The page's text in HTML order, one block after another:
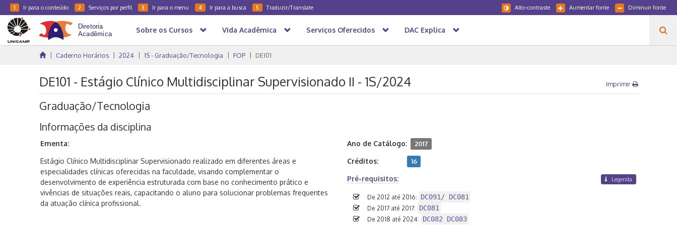
1 Ir para o conteúdo 2 Serviços por perfil 3 Ir para o menu 4 Ir para a busca 5 Traduzir/Translate Diminuir fonte
Aumentar fonte
Alto-contraste
Sobre os Cursos Vida Acadêmica Serviços Oferecidos DAC Explica
Caderno Horários 2024 1S - Graduação/Tecnologia FOP DE101
DE101 - Estágio Clínico Multidisciplinar Supervisionado II - 1S/2024 Imprimir
Graduação/Tecnologia
Informações da disciplina
Ementa:
Estágio Clínico Multidisciplinar Supervisionado realizado em diferentes áreas e
especialidades clínicas oferecidas na faculdade, visando complementar o
desenvolvimento de experiência estruturada com base no conhecimento prático e
vivências de situações reais, capacitando o aluno para solucionar problemas frequentes
da atuação clínica profissional.
Ano de Catálogo: 2017
Créditos: 16
Pré-requisitos: Legenda
De 2012 até 2016: DC091/ DC081
De 2017 até 2017: DC081
De 2018 até 2024: DC082 DC083